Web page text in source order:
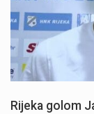
Rijeka golom